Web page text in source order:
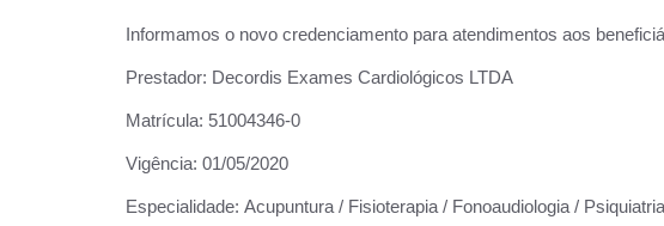
Informamos o novo credenciamento para atendimentos aos
Prestador: Decordis Exames Cardiológicos LTDA
Matrícula: 51004346-0
Vigência: 01/05/2020
Especialidade: Acupuntura / Fisioterapia / Fonoaudiologia /